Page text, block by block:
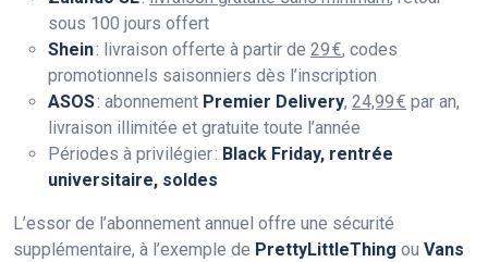
sous 100 jours offert
Shein: livraison offerte à partir de 29 €, codes
promotionnels saisonniers dès l’inscription
ASOS: abonnement Premier Delivery, 24,99 € par an,
livraison illimitée et gratuite toute l’année
Périodes à privilégier : Black Friday, rentrée
universitaire, soldes
L’essor de l’abonnement annuel offre une sécurité
supplémentaire, à l’exemple de PrettyLittleThing ou Vans